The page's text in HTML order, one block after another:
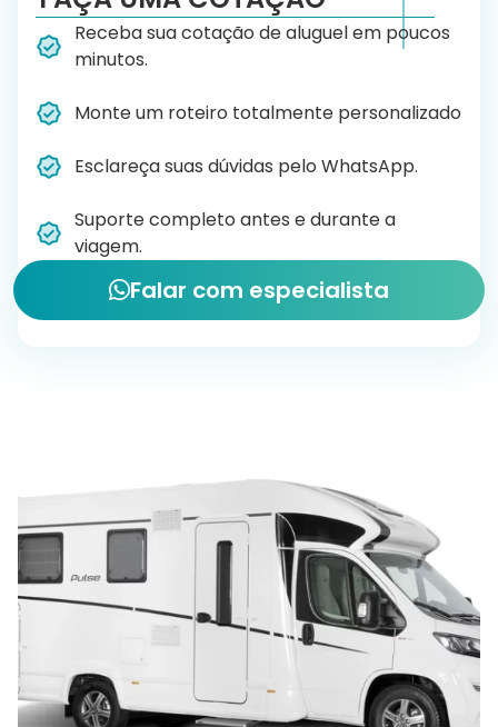
Receba sua cotação de aluguel em poucos
minutos.
Monte um roteiro totalmente personalizado
Esclareça suas dúvidas pelo WhatsApp.
Suporte completo antes e durante a
viagem.
Falar com especialista